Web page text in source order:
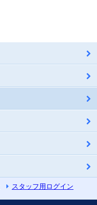
スタッフ用ログイン